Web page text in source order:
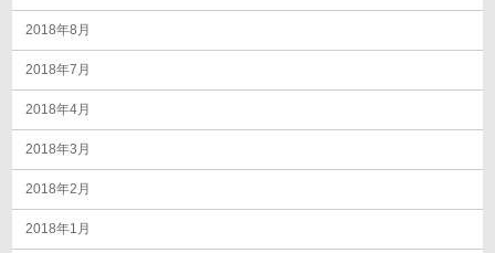
2018年8月
2018年7月
2018年4月
2018年3月
2018年2月
2018年1月